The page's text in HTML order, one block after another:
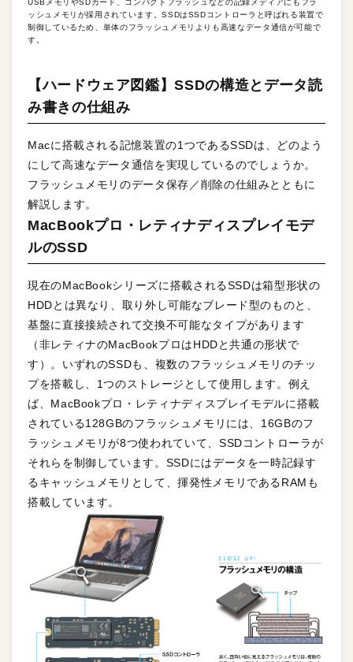
USBメモリやSDカード、コンパクトフラッシュなどの記録メディアにもフラ
ッシュメモリが採用されています。SSDはSSDコントローラと呼ばれる装置で
制御しているため、単体のフラッシュメモリよりも高速なデータ通信が可能で
す。
【ハードウェア図鑑】SSDの構造とデータ読
み書きの仕組み
Macに搭載される記憶装置の1つであるSSDは、どのよう
にして高速なデータ通信を実現しているのでしょうか。
フラッシュメモリのデータ保存／削除の仕組みとともに
解説します。
MacBookプロ・レティナディスプレイモデ
ルのSSD
現在のMacBookシリーズに搭載されるSSDは箱型形状の
HDDとは異なり、取り外し可能なブレード型のものと、
基盤に直接接続されて交換不可能なタイプがあります
（非レティナのMacBookプロはHDDと共通の形状で
す）。いずれのSSDも、複数のフラッシュメモリのチッ
プを搭載し、1つのストレージとして使用します。例え
ば、MacBookプロ・レティナディスプレイモデルに搭載
されている128GBのフラッシュメモリには、16GBのフ
ラッシュメモリが8つ使われていて、SSDコントローラが
それらを制御しています。SSDにはデータを一時記録す
るキャッシュメモリとして、揮発性メモリであるRAMも
搭載しています。